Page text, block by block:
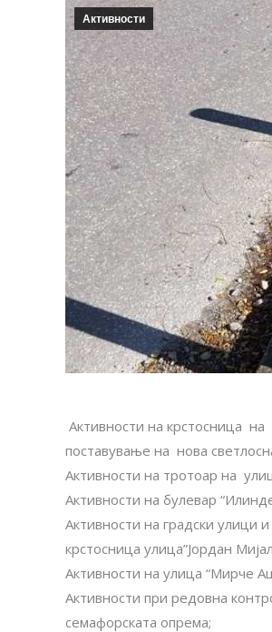
Активности
Активности на крстосница на
поставување на нова
Активности на тротоар на
Активности на булевар
Активности на градски улици
крстосница улица”Јордан
Активности на улица “Мирче
Активности при редовна
семафорската опрема;